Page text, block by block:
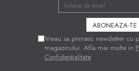
Vreau sa primesc newsletter cu
magazinului. Afla mai multe in
Confidentialitate